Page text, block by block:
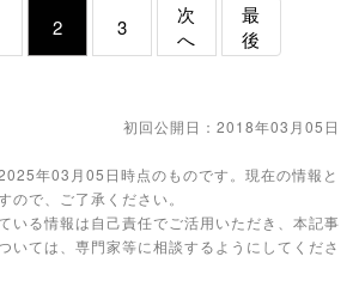
2 3
次
へ
最
後
初回公開日：2018年03月05日
年03月05日時点のものです。現在の情報と
ので、ご了承ください。
いる情報は自己責任でご活用いただき、本記事
いては、専門家等に相談するようにしてくださ